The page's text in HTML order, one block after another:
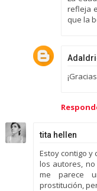
refleja
que la
tita hellen
Estoy contigo y
los autores,
me parece
prostitución,